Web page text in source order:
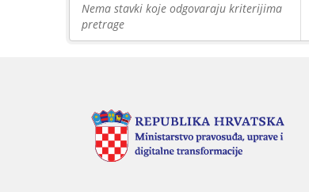
Nema stavki koje odgovaraju kriterijima
pretrage